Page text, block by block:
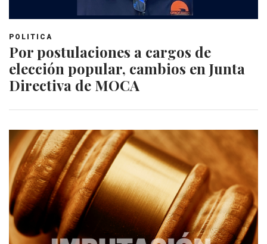
POLITICA
Por postulaciones a cargos de
elección popular, cambios en Junta
Directiva de MOCA